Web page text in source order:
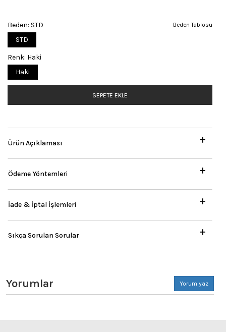
Beden Tablosu
Beden: STD
STD
Renk: Haki
Haki
SEPETE EKLE
Ürün Açıklaması
Ödeme Yöntemleri
İade & İptal İşlemleri
Sıkça Sorulan Sorular
Yorumlar Yorum yaz